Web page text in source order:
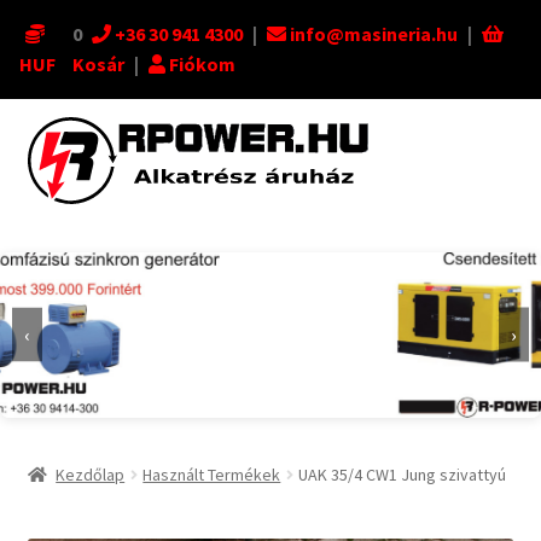
HUF
0 +36 30 941 4300 | info@masineria.hu |
Kosár | Fiókom
Ugrás
a
navigációhoz
Kilépés
a
tartalomba
‹ ›
Kezdőlap Használt Termékek UAK 35/4 CW1 Jung szivattyú